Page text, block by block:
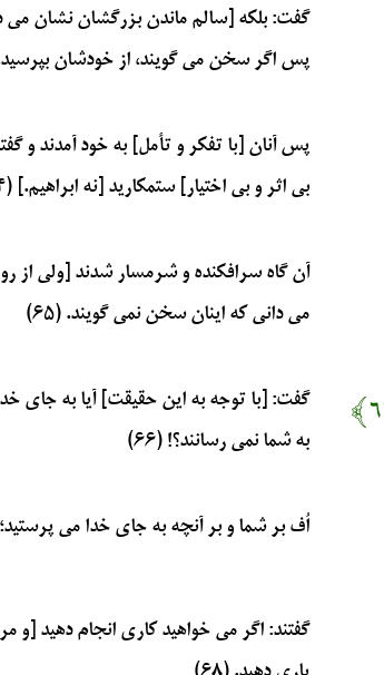
گفت: بلکه [سالم ماندن بزرگشان نشان می
پس اگر سخن می گویند، از خودشان بپرسید.
پس آنان [با تفکر و تأمل] به خود آمدند و
بی اثر و بی اختیار] ستمکارید [نه ابراهیم.] (۶۴)
آن گاه سرافکنده و شرمسار شدند [ولی از
می دانی که اینان سخن نمی گویند. (۶۵)
گفت: [با توجه به این حقیقت] آیا به جای
به شما نمی رسانند؟! (۶۶)
اُف بر شما و بر آنچه به جای خدا می پرستید؛
گفتند: اگر می خواهید کاری انجام دهید [و